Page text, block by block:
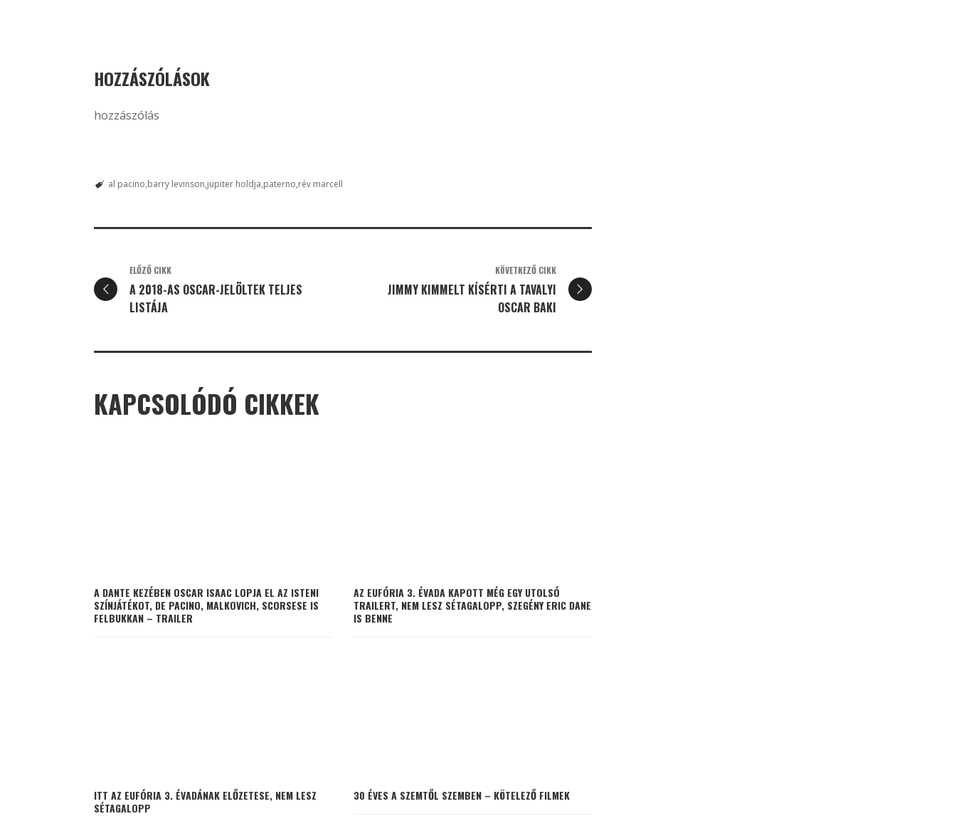
HOZZÁSZÓLÁSOK
hozzászólás
al pacino barry levinson jupiter holdja paterno rév marcell
ELŐZŐ CIKK
A 2018-AS OSCAR-JELÖLTEK TELJES
LISTÁJA
KÖVETKEZŐ CIKK
JIMMY KIMMELT KÍSÉRTI A TAVALYI
OSCAR BAKI
KAPCSOLÓDÓ CIKKEK
A DANTE KEZÉBEN OSCAR ISAAC LOPJA EL AZ ISTENI
SZÍNJÁTÉKOT, DE PACINO, MALKOVICH, SCORSESE IS
FELBUKKAN – TRAILER
AZ EUFÓRIA 3. ÉVADA KAPOTT MÉG EGY UTOLSÓ
TRAILERT, NEM LESZ SÉTAGALOPP, SZEGÉNY ERIC DANE
IS BENNE
ITT AZ EUFÓRIA 3. ÉVADÁNAK ELŐZETESE, NEM LESZ
SÉTAGALOPP
30 ÉVES A SZEMTŐL SZEMBEN – KÖTELEZŐ FILMEK